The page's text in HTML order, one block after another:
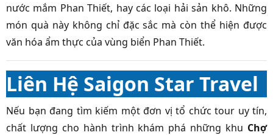
nước mắm Phan Thiết, hay các loại hải sản khô. Những
món quà này không chỉ đặc sắc mà còn thể hiện được
văn hóa ẩm thực của vùng biển Phan Thiết.
Liên Hệ Saigon Star Travel
Nếu bạn đang tìm kiếm một đơn vị tổ chức tour uy tín,
chất lượng cho hành trình khám phá những khu Chợ